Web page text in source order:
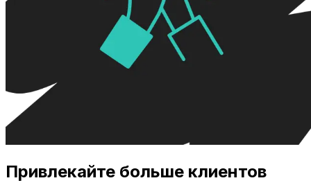
Привлекайте больше клиентов